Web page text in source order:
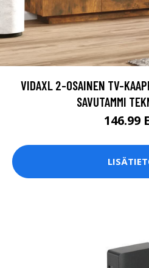
VIDAXL 2-OSAINEN TV-
SAVUTAMMI
146.99